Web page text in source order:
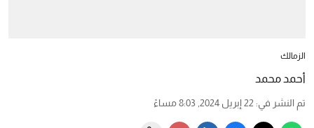
الزمالك
أحمد محمد
تم النشر في: 22 إبريل 2024, 8:03 مساءً